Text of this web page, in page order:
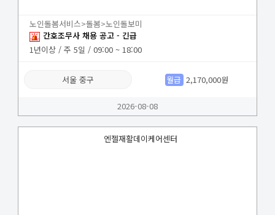
노인돌봄서비스>돌봄>노인돌보미
간호조무사 채용 공고 - 긴급
1년이상 / 주 5일 / 09:00 ~ 18:00
서울 중구 월급 2,170,000원
2026-08-08
엔젤재활데이케어센터